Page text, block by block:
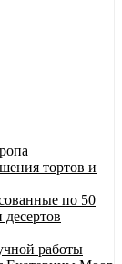
тортов и
по 50
работы